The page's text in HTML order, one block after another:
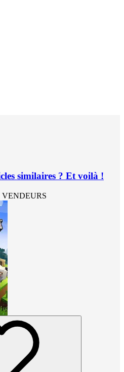
similaires ? Et voilà !
VENDEURS